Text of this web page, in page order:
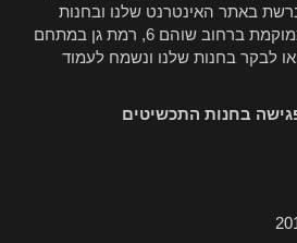
באתר האינטרנט שלנו ובחנות
המפעל לתכשיטים אשר ממוקמת ברחוב שוהם 6, רמת גן במתחם
לבקר בחנות שלנו ונשמח לעמוד
בחנות התכשיטים